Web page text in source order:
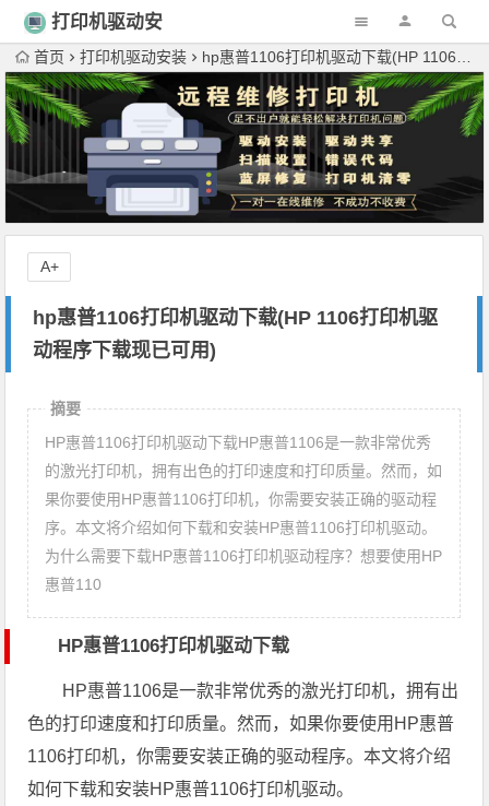
打印机驱动安
装首页 打印机驱动安装 hp惠普1106打印机驱动下载(HP 1106打印机驱动程序下载现已可用)
hp惠普1106打印机驱动下载(HP 1106打印机驱
动程序下载现已可用)
A+
摘要
HP惠普1106打印机驱动下载HP惠普1106是一款非常优秀
的激光打印机，拥有出色的打印速度和打印质量。然而，如
果你要使用HP惠普1106打印机，你需要安装正确的驱动程
序。本文将介绍如何下载和安装HP惠普1106打印机驱动。
为什么需要下载HP惠普1106打印机驱动程序？想要使用HP
惠普110
HP惠普1106打印机驱动下载
HP惠普1106是一款非常优秀的激光打印机，拥有出
色的打印速度和打印质量。然而，如果你要使用HP惠普
1106打印机，你需要安装正确的驱动程序。本文将介绍
如何下载和安装HP惠普1106打印机驱动。